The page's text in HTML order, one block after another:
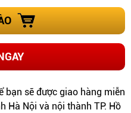
bạn sẽ được giao hàng miễn
Hà Nội và nội thành TP. Hồ